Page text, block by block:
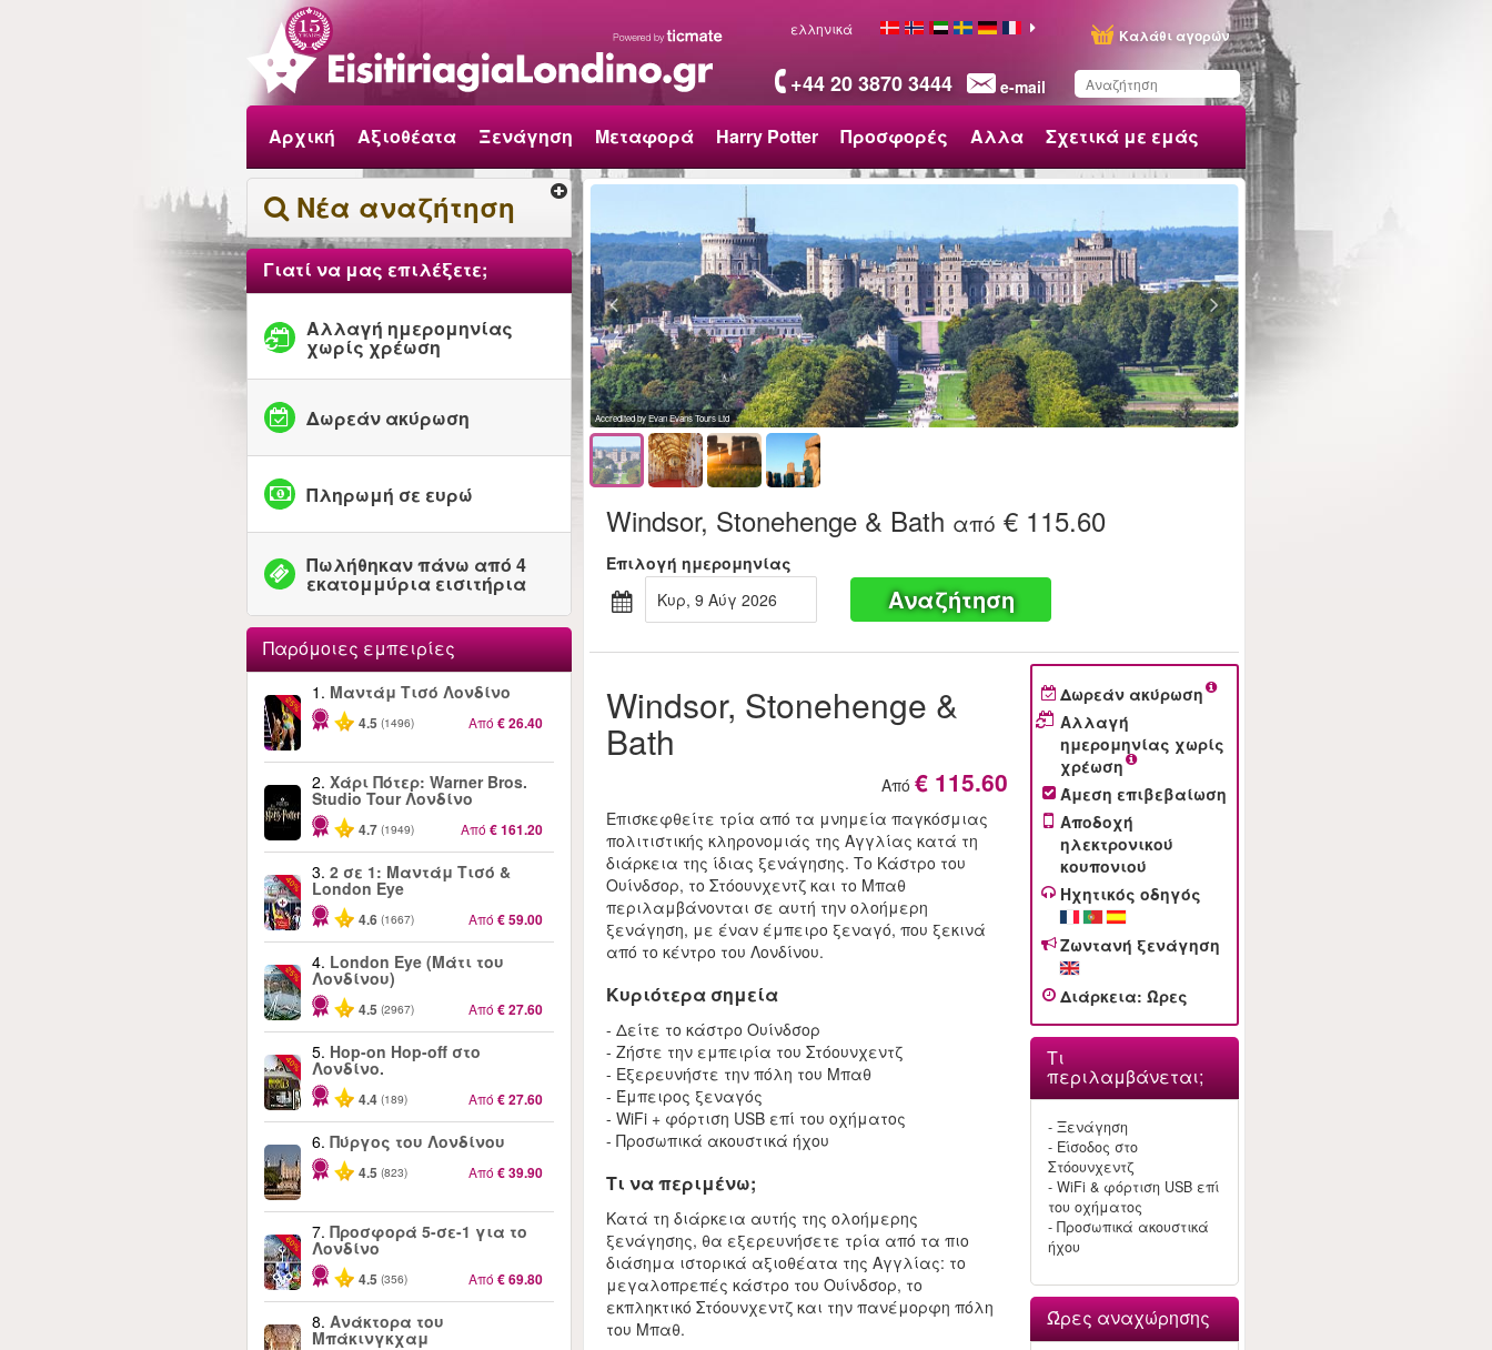
+44 20 3870 3444 e-mail
Καλάθι αγορών
ελληνικά
Αρχική Αξιοθέατα Ξενάγηση Μεταφορά Harry Potter Προσφορές Αλλα Σχετικά με εμάς
αυτό το προϊόν στη
λίστα σας
Νέα αναζήτηση
Γιατί να μας επιλέξετε;
Αλλαγή ημερομηνίας
χωρίς χρέωση
Δωρεάν ακύρωση
Πληρωμή σε ευρώ
Πωλήθηκαν πάνω από 4
εκατομμύρια εισιτήρια
Παρόμοιες εμπειρίες
-25%
1. Μαντάμ Τισό Λονδίνο
4.5 (1496) Από € 26.40
2. Χάρι Πότερ: Warner Bros.
Studio Tour Λονδίνο
4.7 (1949) Από € 161.20
-40%
3. 2 σε 1: Μαντάμ Τισό &
London Eye
4.6 (1667) Από € 59.00
-25%
4. London Eye (Μάτι του
Λονδίνου)
4.5 (2967) Από € 27.60
-40%
5. Hop-on Hop-off στο
Λονδίνο.
4.4 (189) Από € 27.60
6. Πύργος του Λονδίνου
4.5 (823) Από € 39.90
-60%
7. Προσφορά 5-σε-1 για το
Λονδίνο
4.5 (356) Από € 69.80
8. Ανάκτορα του
Μπάκινγκχαμ
Accredited by Evan Evans Tours Ltd
Windsor, Stonehenge & Bath από € 115.60
Επιλογή ημερομηνίας
Κυρ, 9 Αύγ 2026
Αναζήτηση
Windsor, Stonehenge &
Bath
Από € 115.60
Επισκεφθείτε τρία από τα μνημεία παγκόσμιας
πολιτιστικής κληρονομιάς της Αγγλίας κατά τη
διάρκεια της ίδιας ξενάγησης. Το Κάστρο του
Ουίνδσορ, το Στόουνχεντζ και το Μπαθ
περιλαμβάνονται σε αυτή την ολοήμερη
ξενάγηση, με έναν έμπειρο ξεναγό, που ξεκινά
από το κέντρο του Λονδίνου.
Κυριότερα σημεία
- Δείτε το κάστρο Ουίνδσορ
- Ζήστε την εμπειρία του Στόουνχεντζ
- Εξερευνήστε την πόλη του Μπαθ
- Έμπειρος ξεναγός
- WiFi + φόρτιση USB επί του οχήματος
- Προσωπικά ακουστικά ήχου
Τι να περιμένω;
Κατά τη διάρκεια αυτής της ολοήμερης
ξενάγησης, θα εξερευνήσετε τρία από τα πιο
διάσημα ιστορικά αξιοθέατα της Αγγλίας: το
μεγαλοπρεπές κάστρο του Ουίνδσορ, το
εκπληκτικό Στόουνχεντζ και την πανέμορφη πόλη
του Μπαθ.
Δωρεάν ακύρωση
Αλλαγή
ημερομηνίας χωρίς
χρέωση
Άμεση επιβεβαίωση
Αποδοχή
ηλεκτρονικού
κουπονιού
Ηχητικός οδηγός
Ζωντανή ξενάγηση
Διάρκεια: Ώρες
Τι
περιλαμβάνεται;
- Ξενάγηση
- Είσοδος στο
Στόουνχεντζ
- WiFi & φόρτιση USB επί
του οχήματος
- Προσωπικά ακουστικά
ήχου
Ώρες αναχώρησης